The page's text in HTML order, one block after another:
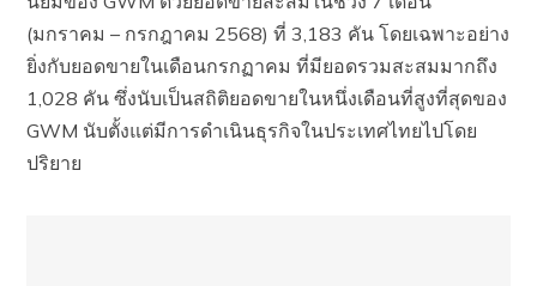
(มกราคม – กรกฎาคม 2568) ที่ 3,183 คัน โดยเฉพาะอย่าง
ยิ่งกับยอดขายในเดือนกรกฏาคม ที่มียอดรวมสะสมมากถึง
1,028 คัน ซึ่งนับเป็นสถิติยอดขายในหนึ่งเดือนที่สูงที่สุดของ
GWM นับตั้งแต่มีการดำเนินธุรกิจในประเทศไทยไปโดย
ปริยาย